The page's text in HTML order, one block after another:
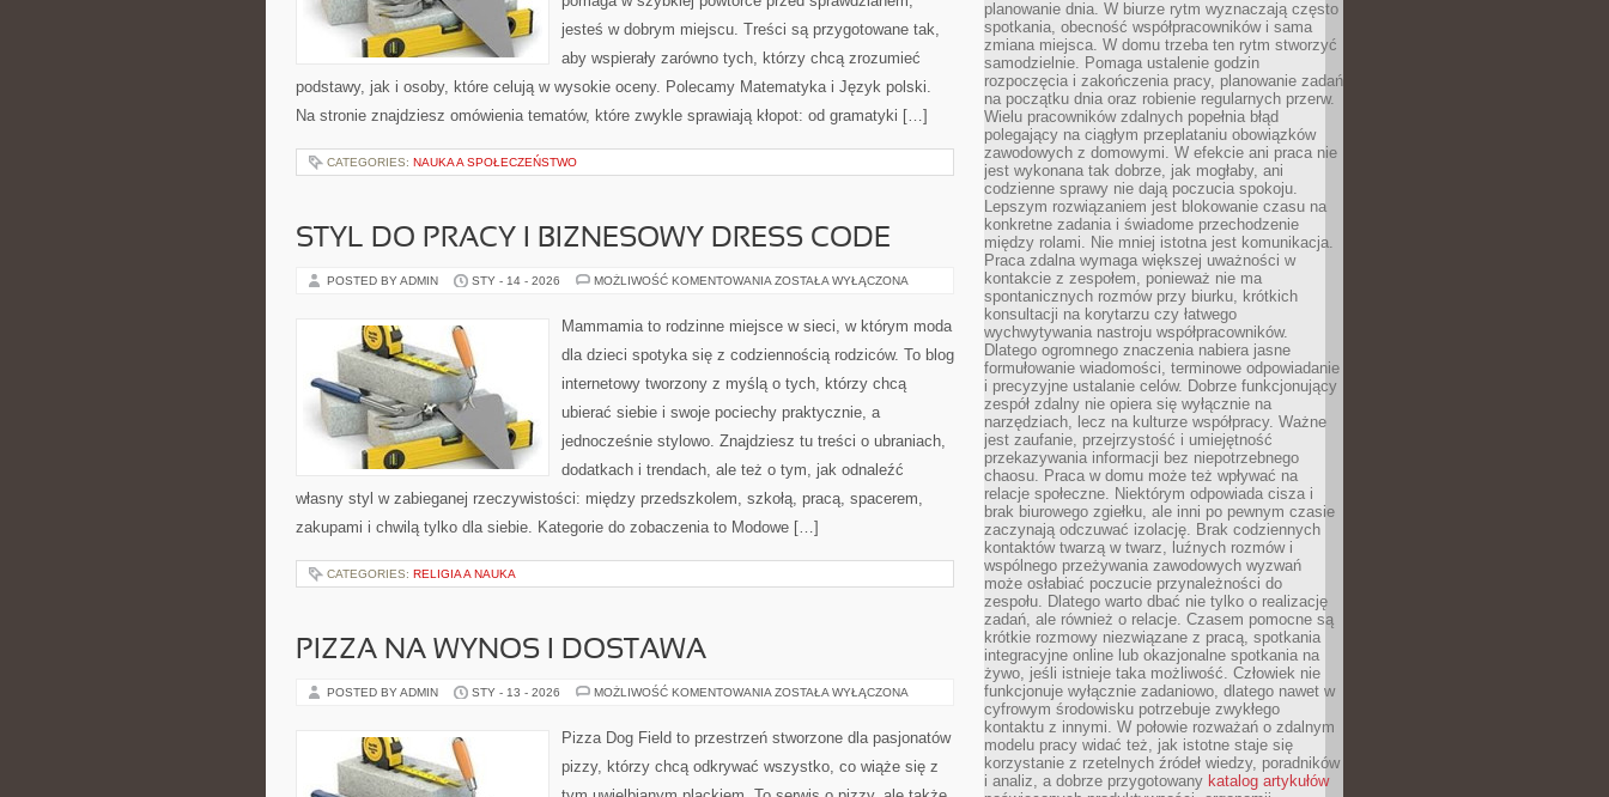
jesteś w dobrym miejscu. Treści są przygotowane tak,
aby wspierały zarówno tych, którzy chcą zrozumieć
podstawy, jak i osoby, które celują w wysokie oceny. Polecamy Matematyka i Język polski.
Na stronie znajdziesz omówienia tematów, które zwykle sprawiają kłopot: od gramatyki […]
CATEGORIES: NAUKA A SPOŁECZEŃSTWO
STYL DO PRACY I BIZNESOWY DRESS CODE
POSTED BY ADMIN STY - 14 - 2026 MOŻLIWOŚĆ KOMENTOWANIA STYL
BIZNESOWY
CODE
ZOSTAŁA WYŁĄCZONA
Mammamia to rodzinne miejsce w sieci, w którym moda
dla dzieci spotyka się z codziennością rodziców. To blog
internetowy tworzony z myślą o tych, którzy chcą
ubierać siebie i swoje pociechy praktycznie, a
jednocześnie stylowo. Znajdziesz tu treści o ubraniach,
dodatkach i trendach, ale też o tym, jak odnaleźć
własny styl w zabieganej rzeczywistości: między przedszkolem, szkołą, pracą, spacerem,
zakupami i chwilą tylko dla siebie. Kategorie do zobaczenia to Modowe […]
CATEGORIES: RELIGIA A NAUKA
PIZZA NA WYNOS I DOSTAWA
POSTED BY ADMIN STY - 13 - 2026 MOŻLIWOŚĆ KOMENTOWANIA PIZZA
DOSTAWA
ZOSTAŁA WYŁĄCZONA
Pizza Dog Field to przestrzeń stworzone dla pasjonatów
pizzy, którzy chcą odkrywać wszystko, co wiąże się z
planowanie dnia. W biurze rytm wyznaczają często
spotkania, obecność współpracowników i sama
zmiana miejsca. W domu trzeba ten rytm stworzyć
samodzielnie. Pomaga ustalenie godzin
rozpoczęcia i zakończenia pracy, planowanie zadań
na początku dnia oraz robienie regularnych przerw.
Wielu pracowników zdalnych popełnia błąd
polegający na ciągłym przeplataniu obowiązków
zawodowych z domowymi. W efekcie ani praca nie
jest wykonana tak dobrze, jak mogłaby, ani
codzienne sprawy nie dają poczucia spokoju.
Lepszym rozwiązaniem jest blokowanie czasu na
konkretne zadania i świadome przechodzenie
między rolami. Nie mniej istotna jest komunikacja.
Praca zdalna wymaga większej uważności w
kontakcie z zespołem, ponieważ nie ma
spontanicznych rozmów przy biurku, krótkich
konsultacji na korytarzu czy łatwego
wychwytywania nastroju współpracowników.
Dlatego ogromnego znaczenia nabiera jasne
formułowanie wiadomości, terminowe odpowiadanie
i precyzyjne ustalanie celów. Dobrze funkcjonujący
zespół zdalny nie opiera się wyłącznie na
narzędziach, lecz na kulturze współpracy. Ważne
jest zaufanie, przejrzystość i umiejętność
przekazywania informacji bez niepotrzebnego
chaosu. Praca w domu może też wpływać na
relacje społeczne. Niektórym odpowiada cisza i
brak biurowego zgiełku, ale inni po pewnym czasie
zaczynają odczuwać izolację. Brak codziennych
kontaktów twarzą w twarz, luźnych rozmów i
wspólnego przeżywania zawodowych wyzwań
może osłabiać poczucie przynależności do
zespołu. Dlatego warto dbać nie tylko o realizację
zadań, ale również o relacje. Czasem pomocne są
krótkie rozmowy niezwiązane z pracą, spotkania
integracyjne online lub okazjonalne spotkania na
żywo, jeśli istnieje taka możliwość. Człowiek nie
funkcjonuje wyłącznie zadaniowo, dlatego nawet w
cyfrowym środowisku potrzebuje zwykłego
kontaktu z innymi. W połowie rozważań o zdalnym
modelu pracy widać też, jak istotne staje się
korzystanie z rzetelnych źródeł wiedzy, poradników
i analiz, a dobrze przygotowany katalog artykułów